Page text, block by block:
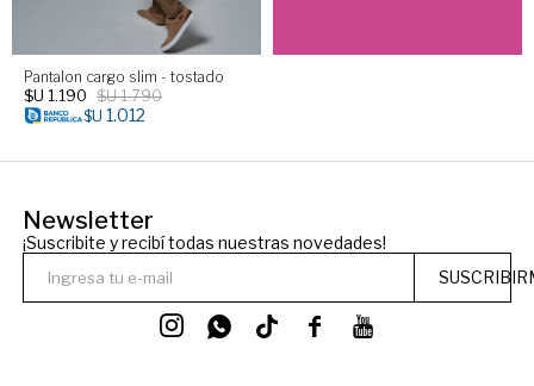
Pantalon cargo slim - tostado
$U 1.190 $U1.790
$U 1.012
Newsletter
¡Suscribite y recibí todas nuestras novedades!
 
 